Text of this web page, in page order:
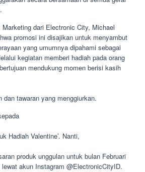
dari Electronic City, Michael
promosi ini disajikan untuk menyambut
yang umumnya dipahami sebagai
kegiatan memberi hadiah pada orang
mendukung momen berisi kasih
dan tawaran yang menggiurkan.
Hadiah Valentine’. Nanti,
produk unggulan untuk bulan Februari
akun Instagram @ElectronicCityID.